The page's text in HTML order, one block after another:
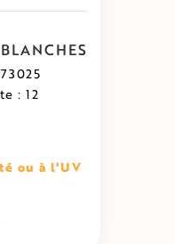
: 12
ou à l'UV